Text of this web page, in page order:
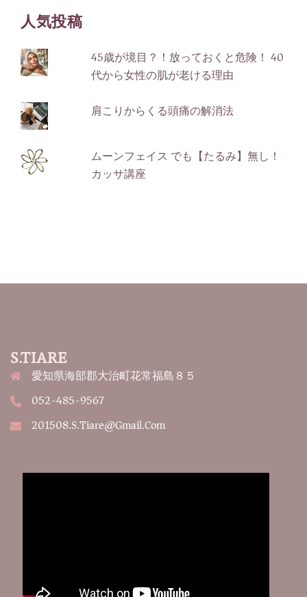
ゴ
リ
ー
人気投稿
45歳が境目？！放っておくと危険！ 40
代から女性の肌が老ける理由
肩こりからくる頭痛の解消法
ムーンフェイス でも【たるみ】無し！
カッサ講座
S.TIARE
愛知県海部郡大治町花常福島８５
052-485-9567
201508.s.tiare@gmail.com